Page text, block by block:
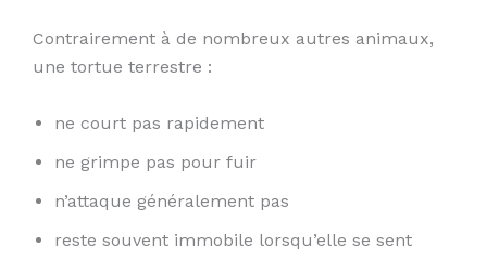
Contrairement à de nombreux autres animaux,
une tortue terrestre :
ne court pas rapidement
ne grimpe pas pour fuir
n’attaque généralement pas
reste souvent immobile lorsqu’elle se sent